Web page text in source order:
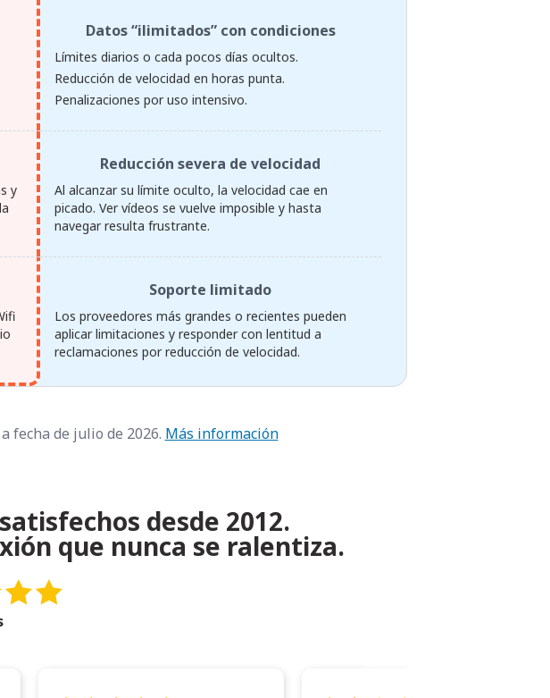
Datos “ilimitados” con condiciones
Límites diarios o cada pocos días ocultos.
Reducción de velocidad en horas punta.
Penalizaciones por uso intensivo.
y
Reducción severa de velocidad
Al alcanzar su límite oculto, la velocidad cae en
picado. Ver vídeos se vuelve imposible y hasta
navegar resulta frustrante.
Soporte limitado
Los proveedores más grandes o recientes pueden
aplicar limitaciones y responder con lentitud a
reclamaciones por reducción de velocidad.
fecha de julio de 2026. Más información
desde 2012.
que nunca se ralentiza.